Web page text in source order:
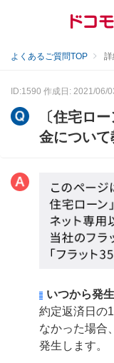
よくあるご質問TOP 詳
ID:1590 作成日: 2021/06/
〔住宅ロ
金について
いつから発
約定返済日の
なかった場合
発生します。